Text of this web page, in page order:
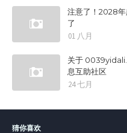
注意了！2028年
了
01 八月
关于
息互助社区
24 七月
猜你喜欢